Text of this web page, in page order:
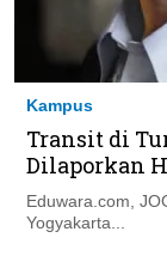
Kampus
Transit di
Dilaporkan
Eduwara.com,
Yogyakarta...